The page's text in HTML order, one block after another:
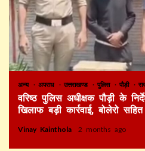
अन्य अपराध उत्तराखण्ड पुलिस पौड़ी
वरिष्ठ पुलिस अधीक्षक पौड़ी के
खिलाफ बड़ी कार्रवाई, बोलेरो
Vinay Kainthola 2 months ago